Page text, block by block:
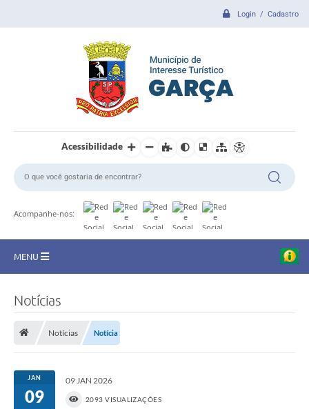
Login / Cadastro
Acessibilidade
Acompanhe-nos:
MENU
CIDADE
Prefeitura
DIÁRIO OFICIAL
OUVIDORIA
Notícias
Notícias Notícia
JAN
09
09 JAN 2026
2093 VISUALIZAÇÕES